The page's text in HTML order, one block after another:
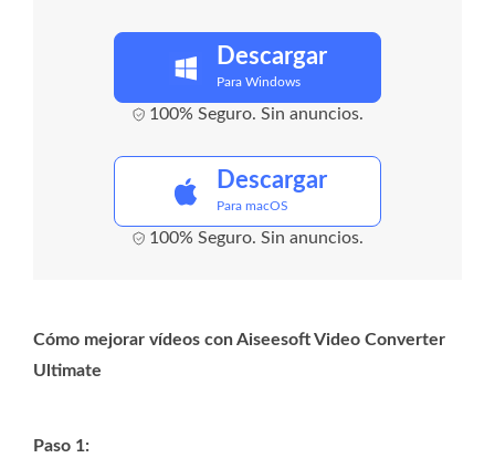
Descargar
Para Windows
100% Seguro. Sin anuncios.
Descargar
Para macOS
100% Seguro. Sin anuncios.
Cómo mejorar vídeos con Aiseesoft Video Converter
Ultimate
Paso 1: